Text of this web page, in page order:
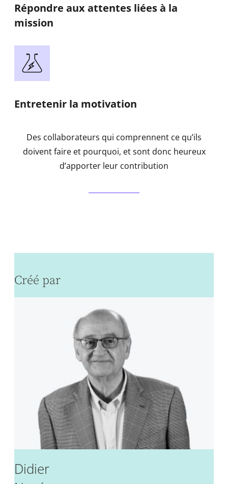
Répondre aux attentes liées à la
mission
Entretenir la motivation
Des collaborateurs qui comprennent ce qu’ils
doivent faire et pourquoi, et sont donc heureux
d’apporter leur contribution
Créé par
Didier